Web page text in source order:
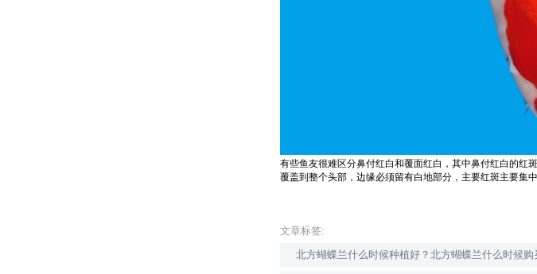
有些鱼友很难区分鼻付红白和覆面红白，其中鼻付红白的红
覆盖到整个头部，边缘必须留有白地部分，主要红斑主要集
文章标签:
北方蝴蝶兰什么时候种植好？北方蝴蝶兰什么时候购